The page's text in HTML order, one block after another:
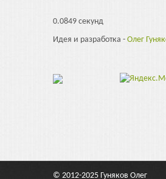
0.0849 секунд
Идея и разработка - Олег
© 2012-2025 Гуняков Олег